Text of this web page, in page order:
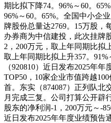
期比拟下降74。96%～60。
96%～60。65%。全国中小企
牌股份总量达2769。15万股
办券商为中信建投，此次挂牌
2，200万元，取上年同期比拟
取上年同期比拟上升357。
（920810）近日发布2025年
TOP50，10家企业市值跨越
首。东实（874087）正列队北
月完成三复。公司打算公开辟
股东的净利润-1，200万元～-
近日发布2025年年度业绩预告